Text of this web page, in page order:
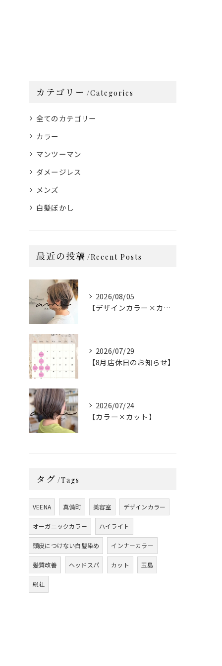
カテゴリー Categories
全てのカテゴリー
カラー
マンツーマン
ダメージレス
メンズ
白髪ぼかし
最近の投稿 Recent Posts
2026/08/05
【デザインカラー×カット】
2026/07/29
【8月店休日のお知らせ】
2026/07/24
【カラー×カット】
タグ Tags
VEENA 真備町 美容室 デザインカラー
オーガニックカラー ハイライト
頭皮につけない白髪染め インナーカラー
髪質改善 ヘッドスパ カット 玉島
総社